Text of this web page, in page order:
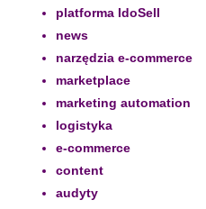
platforma IdoSell
news
narzędzia e-commerce
marketplace
marketing automation
logistyka
e-commerce
content
audyty